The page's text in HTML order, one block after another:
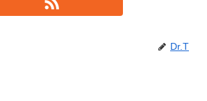
Dr.T